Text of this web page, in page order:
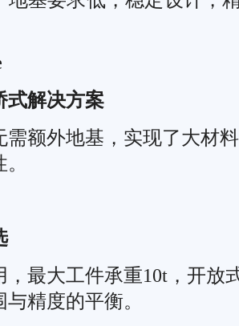
式解决方案
需额外地基，实现了大材
，最大工件承重10t，开放
精度的平衡。